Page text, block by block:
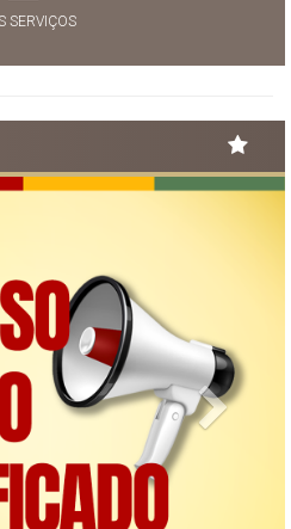
SERVIÇOS
Next